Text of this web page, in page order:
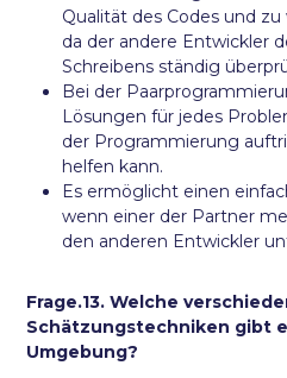
Qualität des Codes und
da der andere Entwickler
Schreibens ständig
Bei der
Lösungen für jedes
der Programmierung
helfen kann.
Es ermöglicht einen
wenn einer der Partner
den anderen Entwickler
Frage.13. Welche
Schätzungstechniken gibt
Umgebung?